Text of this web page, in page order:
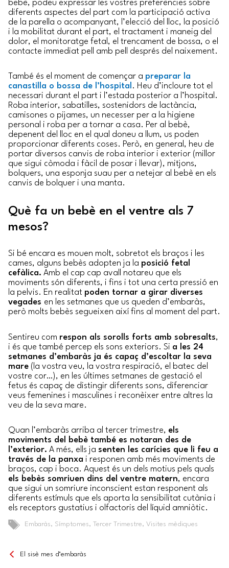
bebè, podeu expressar les vostres preferències sobre
diferents aspectes del part com la participació activa
de la parella o acompanyant, l’elecció del lloc, la posició
i la mobilitat durant el part, el tractament i maneig del
dolor, el monitoratge fetal, el trencament de bossa, o el
contacte immediat pell amb pell després del naixement.
També és el moment de començar a preparar la
canastilla o bossa de l’hospital . Heu d’incloure tot el
necessari durant el part i l’estada posterior a l’hospital.
Roba interior, sabatilles, sostenidors de lactància,
camisones o pijames, un necesser per a la higiene
personal i roba per a tornar a casa. Per al bebè,
depenent del lloc en el qual doneu a llum, us poden
proporcionar diferents coses. Però, en general, heu de
portar diversos canvis de roba interior i exterior (millor
que sigui còmoda i fàcil de posar i llevar), mitjons,
bolquers, una esponja suau per a netejar al bebè en els
canvis de bolquer i una manta.
Què fa un bebè en el ventre als 7
mesos?
Si bé encara es mouen molt, sobretot els braços i les
cames, alguns bebès adopten ja la posició fetal
cefàlica. Amb el cap cap avall notareu que els
moviments són diferents, i fins i tot una certa pressió en
la pelvis. En realitat poden tornar a girar diverses
vegades en les setmanes que us queden d’embaràs,
però molts bebès segueixen així fins al moment del part.
Sentireu com respon als sorolls forts amb sobresalts,
i és que també percep els sons exteriors. Si a les 24
setmanes d’embaràs ja és capaç d’escoltar la seva
mare (la vostra veu, la vostra respiració, el batec del
vostre cor…), en les últimes setmanes de gestació el
fetus és capaç de distingir diferents sons, diferenciar
veus femenines i masculines i reconèixer entre altres la
veu de la seva mare.
Quan l’embaràs arriba al tercer trimestre, els
moviments del bebè també es notaran des de
l’exterior. A més, ells ja senten les carícies que li feu a
través de la panxa i responen amb més moviments de
braços, cap i boca. Aquest és un dels motius pels quals
els bebès somriuen dins del ventre matern, encara
que sigui un somriure inconscient estan responent als
diferents estímuls que els aporta la sensibilitat cutània i
els receptors gustatius i olfactoris del líquid amniòtic.
Embaràs, Símptomes, Tercer Trimestre, Visites mèdiques
El sisè mes d’embaràs